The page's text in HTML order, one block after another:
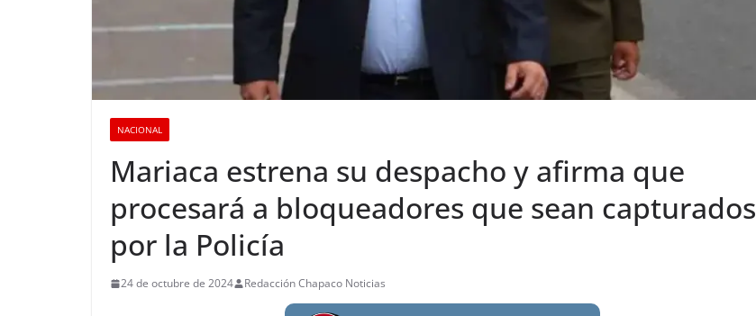
NACIONAL
Mariaca estrena su despacho y afirma que
procesará a bloqueadores que sean capturados
por la Policía
24 de octubre de 2024 Redacción Chapaco Noticias